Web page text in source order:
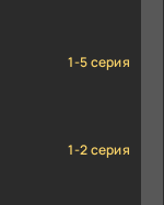
1-5 серия
1-2 серия